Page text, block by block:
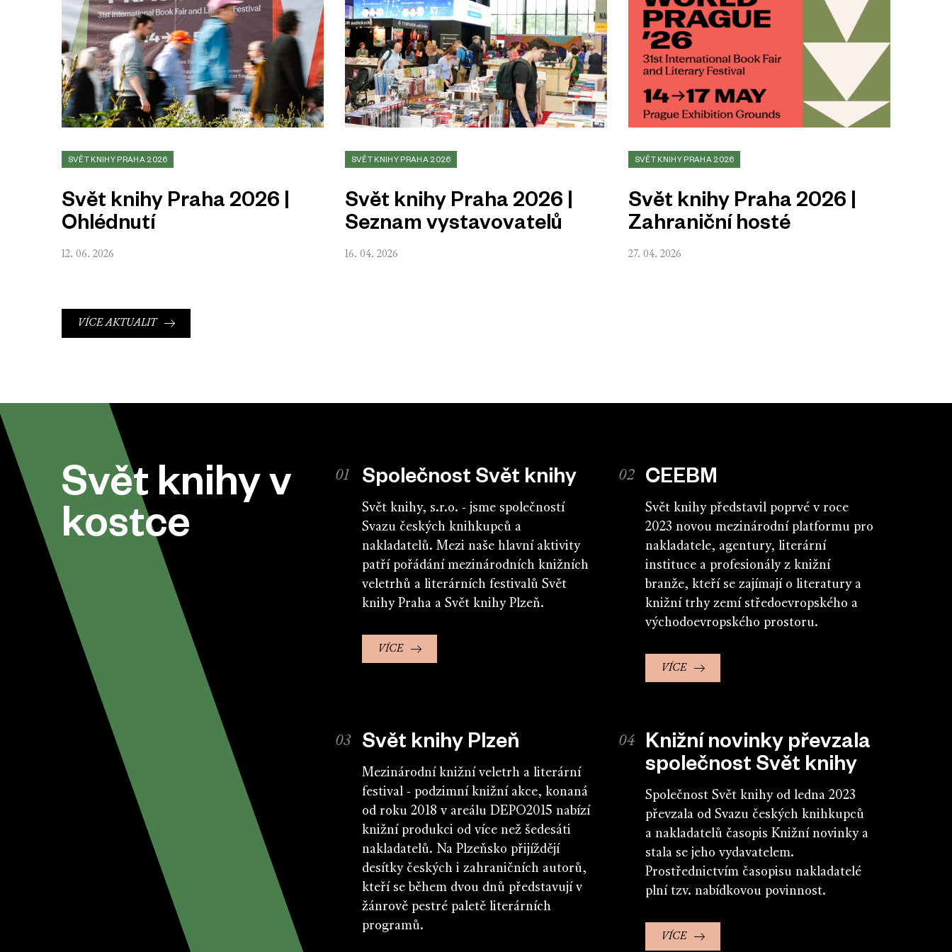
SVĚT KNIHY PRAHA 2026
Svět knihy Praha 2026 |
Ohlédnutí
12. 06. 2026
SVĚT KNIHY PRAHA 2026
Svět knihy Praha 2026 |
Seznam vystavovatelů
16. 04. 2026
SVĚT KNIHY PRAHA 2026
Svět knihy Praha 2026 |
Zahraniční hosté
27. 04. 2026
VÍCE AKTUALIT
Svět knihy v
kostce
Společnost Svět knihy
Svět knihy, s.r.o. - jsme společností
Svazu českých knihkupců a
nakladatelů. Mezi naše hlavní aktivity
patří pořádání mezinárodních knižních
veletrhů a literárních festivalů Svět
knihy Praha a Svět knihy Plzeň.
VÍCE
CEEBM
Svět knihy představil poprvé v roce
2023 novou mezinárodní platformu pro
nakladatele, agentury, literární
instituce a profesionály z knižní
branže, kteří se zajímají o literatury a
knižní trhy zemí středoevropského a
východoevropského prostoru.
VÍCE
Svět knihy Plzeň
Mezinárodní knižní veletrh a literární
festival - podzimní knižní akce, konaná
od roku 2018 v areálu DEPO2015 nabízí
knižní produkci od více než šedesáti
nakladatelů. Na Plzeňsko přijíždějí
desítky českých i zahraničních autorů,
kteří se během dvou dnů představují v
žánrově pestré paletě literárních
programů.
Knižní novinky převzala
společnost Svět knihy
Společnost Svět knihy od ledna 2023
převzala od Svazu českých knihkupců
a nakladatelů časopis Knižní novinky a
stala se jeho vydavatelem.
Prostřednictvím časopisu nakladatelé
plní tzv. nabídkovou povinnost.
VÍCE